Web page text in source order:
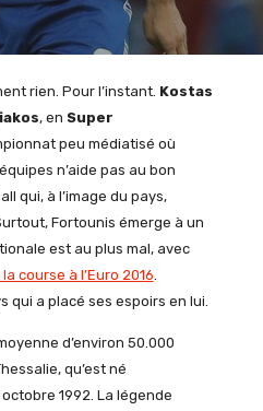
rien. Pour l’instant. Kostas
, en Super
peu médiatisé où
n’aide pas au bon
qui, à l’image du pays,
Fortounis émerge à un
est au plus mal, avec
course à l’Euro 2016
qui a placé ses espoirs en lui.
d’environ 50.000
qu’est né
1992. La légende